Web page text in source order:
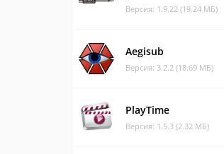
Версия: 1.9.22 (19.24 МБ)
Aegisub
Версия: 3.2.2 (18.69 МБ)
PlayTime
Версия: 1.5.3 (2.32 МБ)